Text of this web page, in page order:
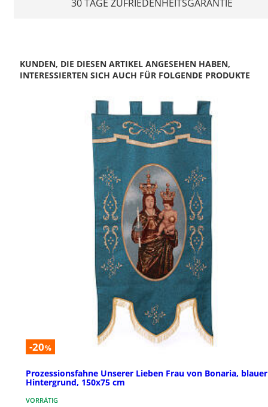
30 TAGE ZUFRIEDENHEITSGARANTIE
KUNDEN, DIE DIESEN ARTIKEL ANGESEHEN HABEN,
INTERESSIERTEN SICH AUCH FÜR FOLGENDE PRODUKTE
-20%
Prozessionsfahne Unserer Lieben Frau von Bonaria, blauer
Hintergrund, 150x75 cm
VORRÄTIG